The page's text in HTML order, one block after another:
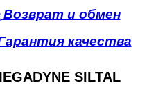
Возврат и обмен
качества
SILTAL